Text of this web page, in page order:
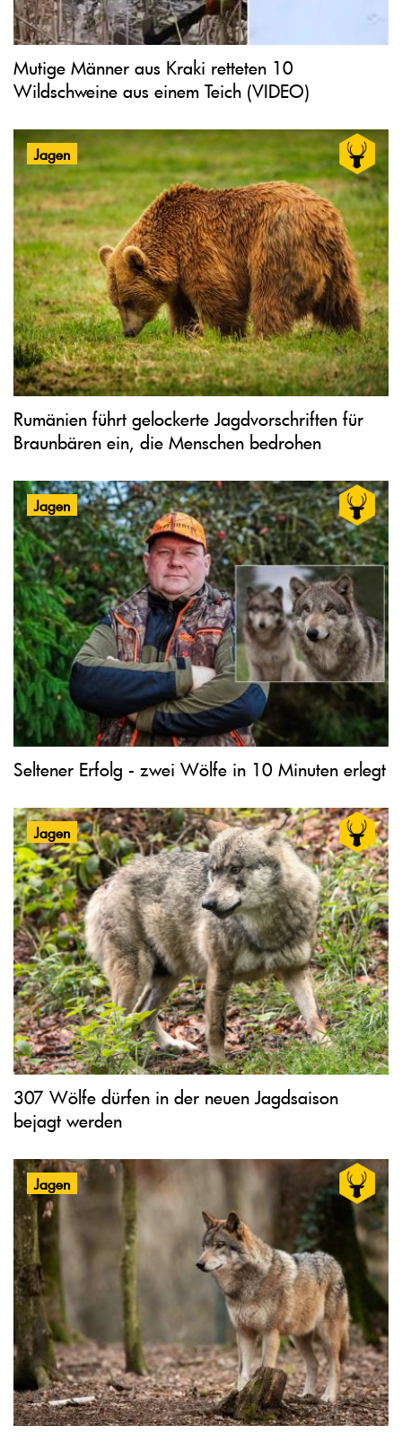
Mutige Männer aus Kraki retteten 10
Wildschweine aus einem Teich (VIDEO)
Jagen
Rumänien führt gelockerte Jagdvorschriften für
Braunbären ein, die Menschen bedrohen
Jagen
Seltener Erfolg - zwei Wölfe in 10 Minuten erlegt
Jagen
307 Wölfe dürfen in der neuen Jagdsaison
bejagt werden
Jagen